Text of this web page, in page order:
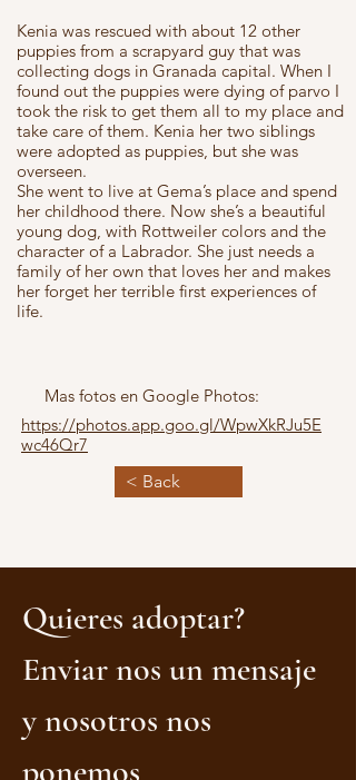
Kenia was rescued with about 12 other
puppies from a scrapyard guy that was
collecting dogs in Granada capital. When I
found out the puppies were dying of parvo I
took the risk to get them all to my place and
take care of them. Kenia her two siblings
were adopted as puppies, but she was
overseen.
She went to live at Gema’s place and spend
her childhood there. Now she’s a beautiful
young dog, with Rottweiler colors and the
character of a Labrador. She just needs a
family of her own that loves her and makes
her forget her terrible first experiences of
life.
Mas fotos en Google Photos:
https://photos.app.goo.gl/WpwXkRJu5E
wc46Qr7
< Back
Quieres adoptar?
Enviar nos un mensaje
y nosotros nos
ponemos